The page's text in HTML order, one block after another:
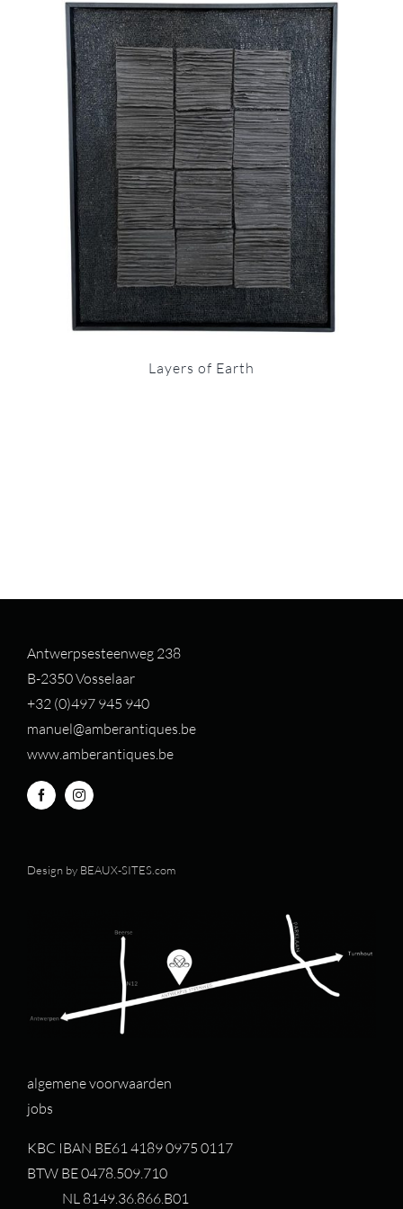
Layers of Earth
Antwerpsesteenweg 238
B-2350 Vosselaar
+32 (0)497 945 940
manuel@amberantiques.be
www.amberantiques.be
Design by BEAUX-SITES.com
algemene voorwaarden
jobs
KBC IBAN BE61 4189 0975 0117
BTW BE 0478.509.710
NL 8149.36.866.B01